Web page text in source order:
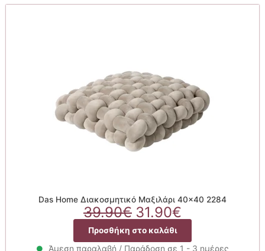
Das Home Διακοσμητικό Μαξιλάρι 40×40 2284
39.90€ Original
price
was:
31.90€
τρέχουσα
τιμή
Προσθήκη στο καλάθι
Άμεση παραλαβή / Παράδοση σε 1 - 3 ημέρες